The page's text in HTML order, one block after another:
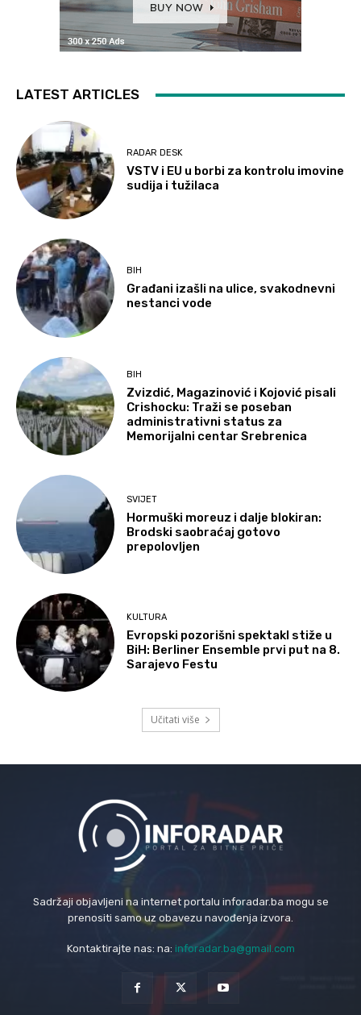
LATEST ARTICLES
RADAR DESK
VSTV i EU u borbi za kontrolu imovine
sudija i tužilaca
BIH
Građani izašli na ulice, svakodnevni
nestanci vode
BIH
Zvizdić, Magazinović i Kojović pisali
Crishocku: Traži se poseban
administrativni status za
Memorijalni centar Srebrenica
SVIJET
Hormuški moreuz i dalje blokiran:
Brodski saobraćaj gotovo
prepolovljen
KULTURA
Evropski pozorišni spektakl stiže u
BiH: Berliner Ensemble prvi put na 8.
Sarajevo Festu
Učitati više
Sadržaji objavljeni na internet portalu inforadar.ba mogu se
prenositi samo uz obavezu navođenja izvora.
Kontaktirajte nas: na: inforadar.ba@gmail.com